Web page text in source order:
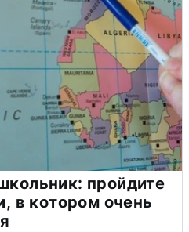
пройдите
в котором очень